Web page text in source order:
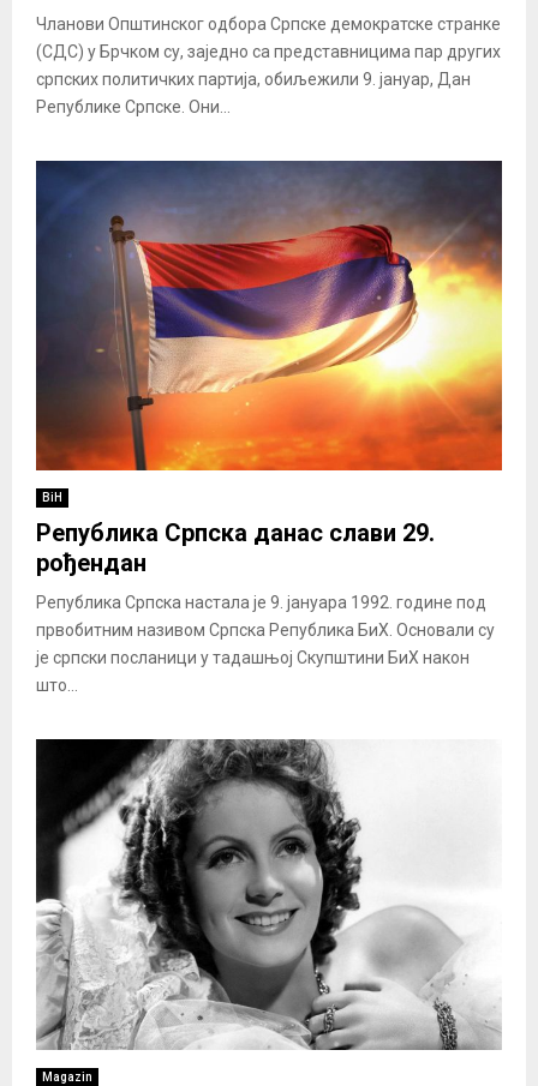
Чланови Општинског одбора Српске демократске странке
(СДС) у Брчком су, заједно са представницима пар других
српских политичких партија, обиљежили 9. јануар, Дан
Републике Српске. Они...
BiH
Република Српска данас слави 29.
рођендан
Република Српска настала је 9. јануара 1992. године под
првобитним називом Српска Република БиХ. Основали су
је српски посланици у тадашњој Скупштини БиХ након
што...
Magazin